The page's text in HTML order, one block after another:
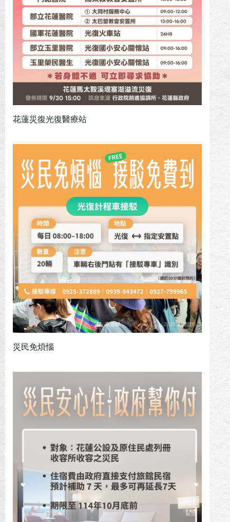
花蓮災復光復醫療站
災民免煩惱